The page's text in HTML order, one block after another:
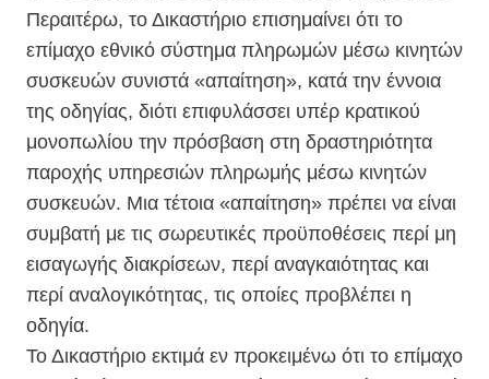
Περαιτέρω, το Δικαστήριο επισημαίνει ότι το
επίμαχο εθνικό σύστημα πληρωμών μέσω κινητών
συσκευών συνιστά «απαίτηση», κατά την έννοια
της οδηγίας, διότι επιφυλάσσει υπέρ κρατικού
μονοπωλίου την πρόσβαση στη δραστηριότητα
παροχής υπηρεσιών πληρωμής μέσω κινητών
συσκευών. Μια τέτοια «απαίτηση» πρέπει να είναι
συμβατή με τις σωρευτικές προϋποθέσεις περί μη
εισαγωγής διακρίσεων, περί αναγκαιότητας και
περί αναλογικότητας, τις οποίες προβλέπει η
οδηγία.
Το Δικαστήριο εκτιμά εν προκειμένω ότι το επίμαχο